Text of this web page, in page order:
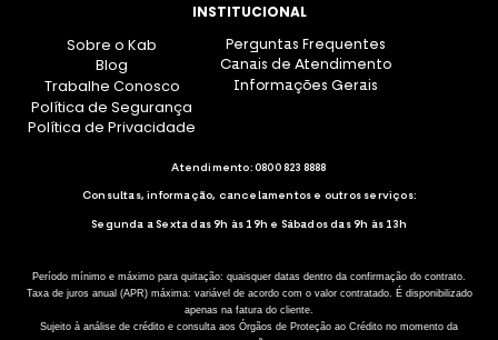
INSTITUCIONAL
Sobre o Kab
Blog
Trabalhe Conosco
Política de Segurança
Política de Privacidade
Perguntas Frequentes
Canais de Atendimento
Informações Gerais
Atendimento: 0800 823 8888
Consultas, informação, cancelamentos e outros serviços:
Segunda a Sexta das 9h às 19h e Sábados das 9h às 13h
Período mínimo e máximo para quitação: quaisquer datas dentro da confirmação do contrato.
Taxa de juros anual (APR) máxima: variável de acordo com o valor contratado. É disponibilizado
apenas na fatura do cliente.
Sujeito à análise de crédito e consulta aos Órgãos de Proteção ao Crédito no momento da